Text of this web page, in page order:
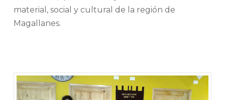
material, social y cultural de la región de
Magallanes.